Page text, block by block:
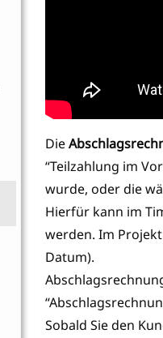
Die
“Teilzahlung im
wurde, oder die
Hierfür kann im
werden. Im
Datum).
Sobald Sie den